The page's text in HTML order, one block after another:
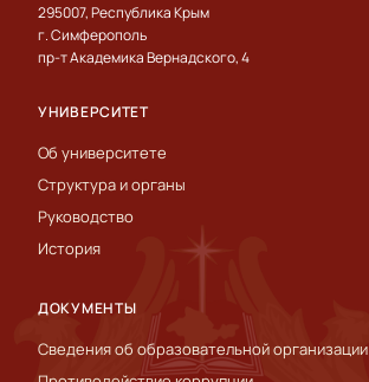
295007, Республика Крым
г. Симферополь
пр-т Академика Вернадского, 4
УНИВЕРСИТЕТ
Об университете
Структура и органы
Руководство
История
ДОКУМЕНТЫ
Сведения об образовательной организации